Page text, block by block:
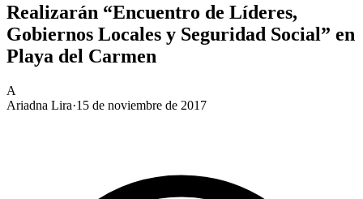
Realizarán “Encuentro de Líderes,
Gobiernos Locales y Seguridad Social” en
Playa del Carmen
A
Ariadna Lira·15 de noviembre de 2017